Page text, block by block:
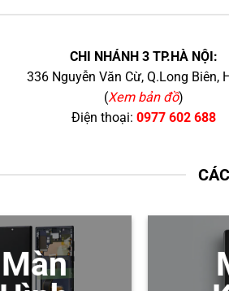
CHI NHÁNH 3 TP.HÀ NỘI:
336 Nguyễn Văn Cừ, Q.Long Biên,
(Xem bản đồ)
Điện thoại: 0977 602 688
Màn